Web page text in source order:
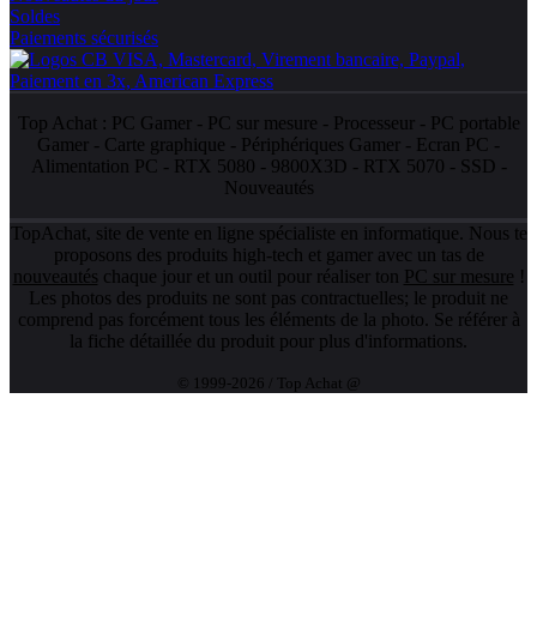
Soldes
Paiements sécurisés
Top Achat : PC Gamer- PC sur mesure - Processeur- PC portable
Gamer - Carte graphique - Périphériques Gamer - Ecran PC -
Alimentation PC - RTX 5080 - 9800X3D - RTX 5070 - SSD -
Nouveautés
TopAchat, site de vente en ligne spécialiste en informatique. Nous te
proposons des produits high-tech et gamer avec un tas de
nouveautés chaque jour et un outil pour réaliser ton PC sur mesure !
Les photos des produits ne sont pas contractuelles; le produit ne
comprend pas forcément tous les éléments de la photo. Se référer à
la fiche détaillée du produit pour plus d'informations.
© 1999-2026 / Top Achat @